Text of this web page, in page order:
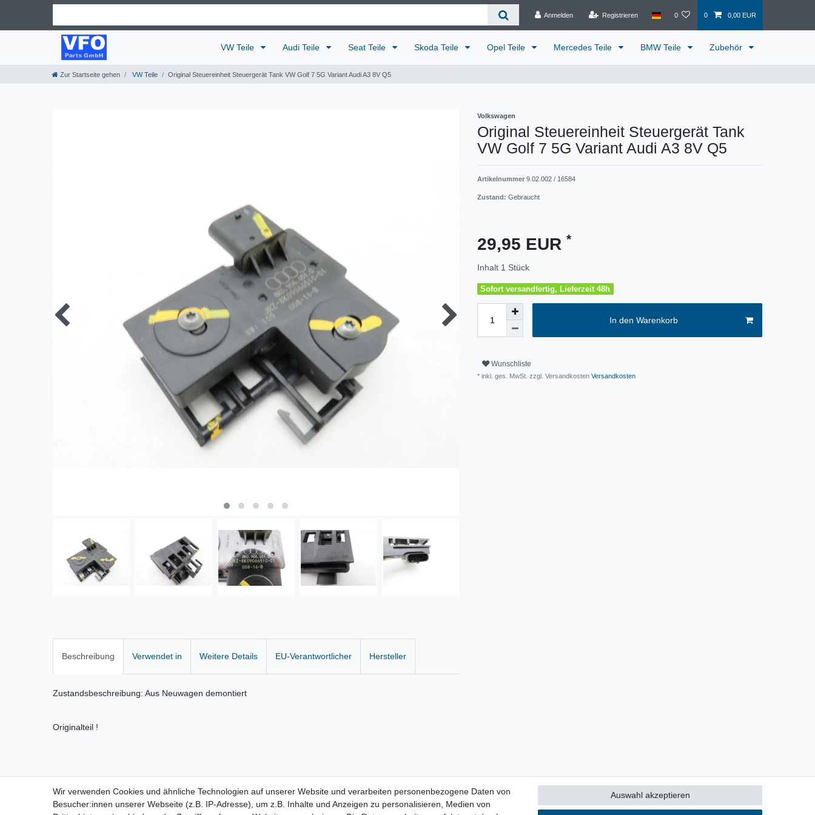
Anmelden Registrieren 0 0 0,00 EUR
VW Teile Audi Teile Seat Teile Skoda Teile Opel Teile Mercedes Teile BMW Teile Zubehör
Zur Startseite gehen VW Teile Original Steuereinheit Steuergerät Tank VW Golf 7 5G Variant Audi A3 8V Q5
Volkswagen
Original Steuereinheit Steuergerät Tank
VW Golf 7 5G Variant Audi A3 8V Q5
Artikelnummer 9.02.002 / 16584
Zustand: Gebraucht
29,95 EUR *
Inhalt 1 Stück
Sofort versandfertig, Lieferzeit 48h
In den Warenkorb
Wunschliste
* inkl. ges. MwSt. zzgl. Versandkosten Versandkosten
Beschreibung Verwendet in Weitere Details EU-Verantwortlicher Hersteller
Zustandsbeschreibung: Aus Neuwagen demontiert
Originalteil !
Vertrag widerrufen
Wir verwenden Cookies und ähnliche Technologien auf unserer Website und verarbeiten personenbezogene Daten von
Besucher:innen unserer Webseite (z.B. IP-Adresse), um z.B. Inhalte und Anzeigen zu personalisieren, Medien von
Auswahl akzeptieren